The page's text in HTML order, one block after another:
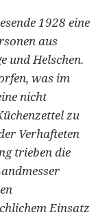
1928 eine
aus
und Helschen.
was im
nicht
zu
Verhafteten
trieben die
Einsatz